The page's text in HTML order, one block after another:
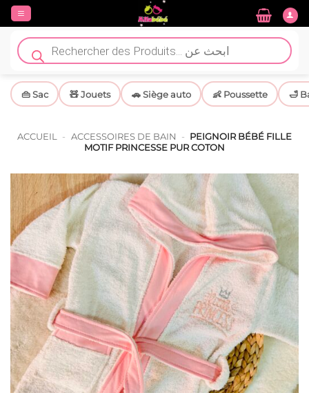
Passer
contenu
Recherche
de
produits
👜 Sac 🧸 Jouets 🚗 Siège auto 👶 Poussette 🛁
ACCUEIL - ACCESSOIRES DE BAIN - PEIGNOIR BÉBÉ FILLE
MOTIF PRINCESSE PUR COTON